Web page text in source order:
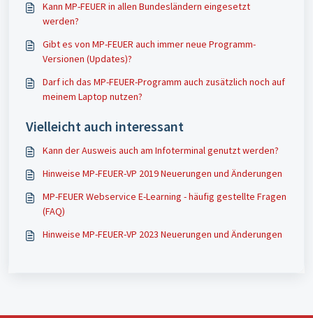
Kann MP-FEUER in allen Bundesländern eingesetzt
werden?
Gibt es von MP-FEUER auch immer neue Programm-
Versionen (Updates)?
Darf ich das MP-FEUER-Programm auch zusätzlich noch auf
meinem Laptop nutzen?
Vielleicht auch interessant
Kann der Ausweis auch am Infoterminal genutzt werden?
Hinweise MP-FEUER-VP 2019 Neuerungen und Änderungen
MP-FEUER Webservice E-Learning - häufig gestellte Fragen
(FAQ)
Hinweise MP-FEUER-VP 2023 Neuerungen und Änderungen